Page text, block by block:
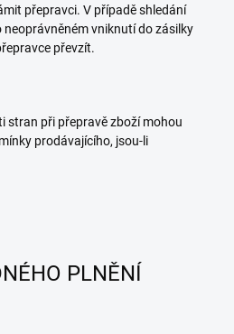
přepravci. V případě shledání
vniknutí do zásilky
převzít.
stran při přepravě zboží mohou
prodávajícího, jsou-li
PLNĚNÍ